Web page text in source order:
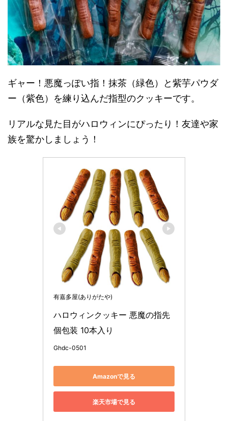
ギャー！悪魔っぽい指！ 抹茶（緑色）と紫芋パウダ
ー（紫色）を練り込んだ指型のクッキーです。
リアルな見た目がハロウィンにぴったり！友達や家
族を驚かしましょう！
有嘉多屋(ありがたや)
ハロウィンクッキー 悪魔の指先
個包装 10本入り
Ghdc-0501
Amazonで見る
楽天市場で見る